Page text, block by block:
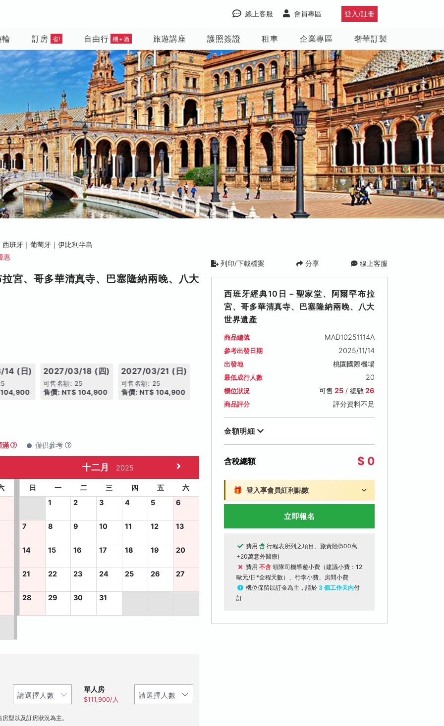
登入/註冊
會員專區
線上客服
訂房 省! 自由行 機+酒 旅遊講座 護照簽證 租車 企業專區 奢華訂製
西班牙｜葡萄牙｜伊比利半島
惠
宮、哥多華清真寺、巴塞隆納兩晚、八大
14 (日)
104,900
2027/03/18 (四)
可售名額: 25
售價: NT$ 104,900
2027/03/21 (日)
可售名額: 25
售價: NT$ 104,900
滿 僅供參考
十二月 2025
日 一 二 三 四 五
六
1
2 3 4 5 6
7 8 9 10 11 12 13
14 15 16 17 18 19 20
21 22 23 24 25 26 27
28 29 30 31
單人房
$111,900/人
型以及訂房狀況為主。
列印/下載檔案 分享 線上客服
西班牙經典10日－聖家堂、阿爾罕布拉
宮、哥多華清真寺、巴塞隆納兩晚、八大
世界遺產
商品編號 MAD10251114A
參考出發日期 2025/11/14
出發地 桃園國際機場
最低成行人數 20
機位狀況 可售 25/ 總數26
商品評分 評分資料不足
金額明細
含稅總額 $ 0
🎁 登入享會員紅利點數
立即報名
費用 含 行程表所列之項目、旅責險(500萬
+20萬意外醫療)
費用 不含 領隊司機導遊小費（建議小費：12
歐元/日*全程天數）、行李小費、房間小費
機位保留以訂金為主，請於 3 個工作天內付
訂